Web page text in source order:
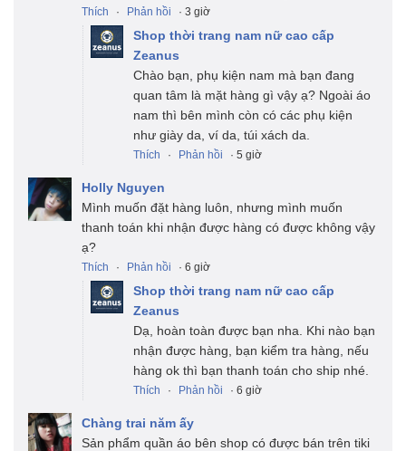
Thích · Phản hồi · 3 giờ
Shop thời trang nam nữ cao cấp
Zeanus
Chào bạn, phụ kiện nam mà bạn đang
quan tâm là mặt hàng gì vậy ạ? Ngoài áo
nam thì bên mình còn có các phụ kiện
như giày da, ví da, túi xách da.
Thích · Phản hồi · 5 giờ
Holly Nguyen
Mình muốn đặt hàng luôn, nhưng mình muốn
thanh toán khi nhận được hàng có được không vậy
ạ?
Thích · Phản hồi · 6 giờ
Shop thời trang nam nữ cao cấp
Zeanus
Dạ, hoàn toàn được bạn nha. Khi nào bạn
nhận được hàng, bạn kiểm tra hàng, nếu
hàng ok thì bạn thanh toán cho ship nhé.
Thích · Phản hồi · 6 giờ
Chàng trai năm ấy
Sản phẩm quần áo bên shop có được bán trên tiki